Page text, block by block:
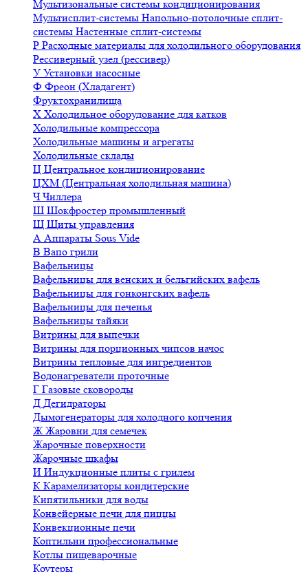
Мультизональные системы кондиционирования
Мультисплит-системы Напольно-потолочные сплит-
системы Настенные сплит-системы
Р Расходные материалы для холодильного оборудования
Рессиверный узел (рессивер)
У Установки насосные
Ф Фреон (Хладагент)
Фруктохранилища
Х Холодильное оборудование для катков
Холодильные компрессора
Холодильные машины и агрегаты
Холодильные склады
Ц Центральное кондиционирование
ЦХМ (Центральная холодильная машина)
ЧЧиллера
Ш Шокфростер промышленный
Щ Щиты управления
А Аппараты Sous Vide
В Вапо грили
Вафельницы
Вафельницы для венских и бельгийских вафель
Вафельницы для гонконгских вафель
Вафельницы для печенья
Вафельницы тайяки
Витрины для выпечки
Витрины для порционных чипсов начос
Витрины тепловые для ингредиентов
Водонагреватели проточные
Г Газовые сковороды
Д Дегидраторы
Дымогенераторы для холодного копчения
ЖЖаровни для семечек
Жарочные поверхности
Жарочные шкафы
И Индукционные плиты с грилем
К Карамелизаторы кондитерские
Кипятильники для воды
Конвейерные печи для пиццы
Конвекционные печи
Коптильни профессиональные
Котлы пищеварочные
Коутеры